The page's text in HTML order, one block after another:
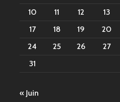
10
11 12 13
17
18 19 20
24
25 26 27
31
« Juin